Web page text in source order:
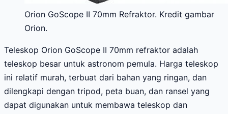
Orion GoScope II 70mm Refraktor. Kredit gambar
Orion.
Teleskop Orion GoScope II 70mm refraktor adalah
teleskop besar untuk astronom pemula. Harga teleskop
ini relatif murah, terbuat dari bahan yang ringan, dan
dilengkapi dengan tripod, peta buan, dan ransel yang
dapat digunakan untuk membawa teleskop dan